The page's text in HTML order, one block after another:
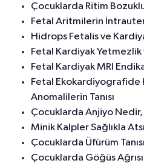
Çocuklarda Ritim
Fetal Aritmilerin
Hidrops Fetalis ve
Fetal Kardiyak
Fetal Kardiyak MRI
Fetal Ekokardiyografide
Anomalilerin Tanısı
Çocuklarda Anjiyo Nedir,
Minik Kalpler Sağlıkla
Çocuklarda Üfürüm
Çocuklarda Göğüs